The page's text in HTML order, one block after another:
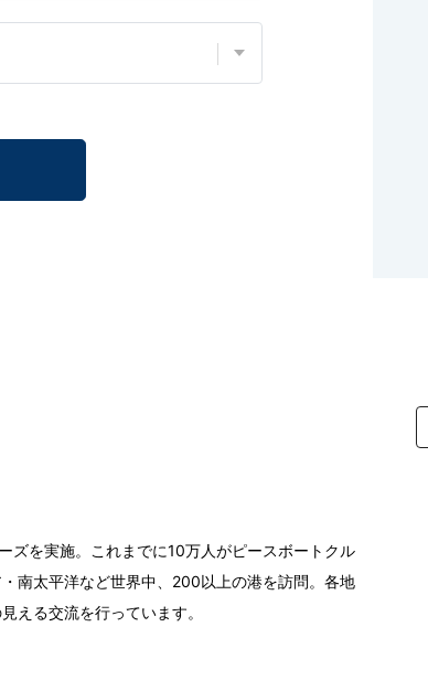
ズを実施。これまでに10万人がピースボートクル
南太平洋など世界中、200以上の港を訪問。各地
える交流を行っています。